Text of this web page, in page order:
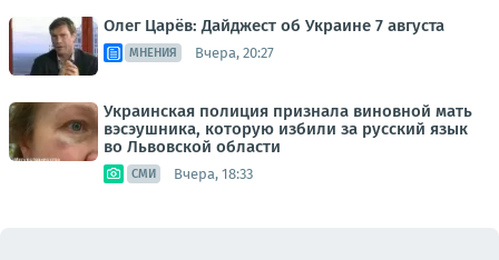
Олег Царёв: Дайджест об Украине 7 августа
МНЕНИЯ Вчера, 20:27
Украинская полиция признала виновной мать
вэсэушника, которую избили за русский язык
во Львовской области
СМИ Вчера, 18:33